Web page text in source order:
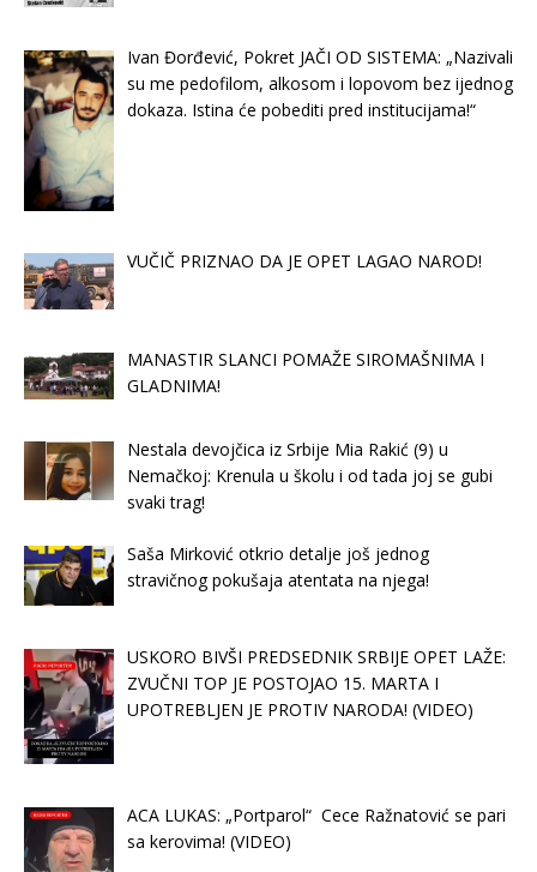
Ivan Đorđević, Pokret JAČI OD SISTEMA: „Nazivali
su me pedofilom, alkosom i lopovom bez ijednog
dokaza. Istina će pobediti pred institucijama!“
VUČIČ PRIZNAO DA JE OPET LAGAO NAROD!
MANASTIR SLANCI POMAŽE SIROMAŠNIMA I
GLADNIMA!
Nestala devojčica iz Srbije Mia Rakić (9) u
Nemačkoj: Krenula u školu i od tada joj se gubi
svaki trag!
Saša Mirković otkrio detalje još jednog
stravičnog pokušaja atentata na njega!
USKORO BIVŠI PREDSEDNIK SRBIJE OPET LAŽE:
ZVUČNI TOP JE POSTOJAO 15. MARTA I
UPOTREBLJEN JE PROTIV NARODA! (VIDEO)
ACA LUKAS: „Portparol“ Cece Ražnatović se pari
sa kerovima! (VIDEO)